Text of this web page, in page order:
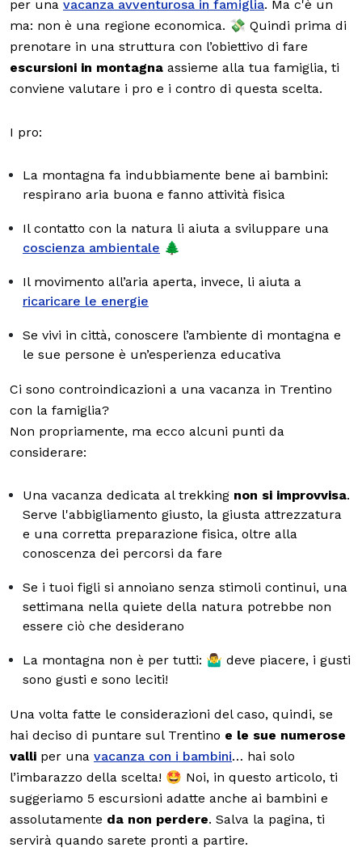
per una vacanza avventurosa in famiglia. Ma c'è un
ma: non è una regione economica. 💸 Quindi prima di
prenotare in una struttura con l’obiettivo di fare
escursioni in montagna assieme alla tua famiglia, ti
conviene valutare i pro e i contro di questa scelta.
I pro:
La montagna fa indubbiamente bene ai bambini:
respirano aria buona e fanno attività fisica
Il contatto con la natura li aiuta a sviluppare una
coscienza ambientale 🌲
Il movimento all’aria aperta, invece, li aiuta a
ricaricare le energie
Se vivi in città, conoscere l’ambiente di montagna e
le sue persone è un’esperienza educativa
Ci sono controindicazioni a una vacanza in Trentino
con la famiglia?
Non propriamente, ma ecco alcuni punti da
considerare:
Una vacanza dedicata al trekking non si improvvisa.
Serve l'abbigliamento giusto, la giusta attrezzatura
e una corretta preparazione fisica, oltre alla
conoscenza dei percorsi da fare
Se i tuoi figli si annoiano senza stimoli continui, una
settimana nella quiete della natura potrebbe non
essere ciò che desiderano
La montagna non è per tutti: 🤷‍♂️ deve piacere, i gusti
sono gusti e sono leciti!
Una volta fatte le considerazioni del caso, quindi, se
hai deciso di puntare sul Trentino e le sue numerose
valli per una vacanza con i bambini… hai solo
l’imbarazzo della scelta! 🤩 Noi, in questo articolo, ti
suggeriamo 5 escursioni adatte anche ai bambini e
assolutamente da non perdere. Salva la pagina, ti
servirà quando sarete pronti a partire.